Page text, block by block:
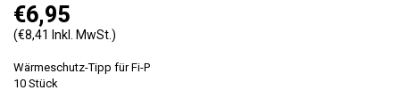
€6,95
(€8,41 Inkl. MwSt.)
Wärmeschutz-Tipp für Fi-P
10 Stück